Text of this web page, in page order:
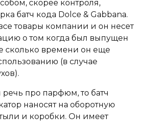
скорее контроля,
батч кода Dolce & Gabbana.
товары компании и он несет
о том когда был выпущен
сколько времени он еще
(в случае
речь про парфюм, то батч
наносят на оборотную
и коробки. Он имеет